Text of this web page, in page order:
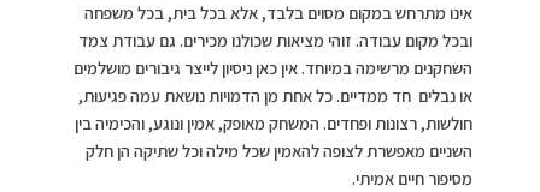
אינו מתרחש במקום מסוים בלבד, אלא בכל בית, בכל משפחה
ובכל מקום עבודה. זוהי מציאות שכולנו מכירים. גם עבודת צמד
השחקנים מרשימה במיוחד. אין כאן ניסיון לייצר גיבורים מושלמים
או נבלים חד ממדיים. כל אחת מן הדמויות נושאת עמה פגיעוּת,
חולשות, רצונות ופחדים. המשחק מאופק, אמין ונוגע, והכימיה בין
השניים מאפשרת לצופה להאמין שכל מילה וכל שתיקה הן חלק
מסיפור חיים אמיתי.